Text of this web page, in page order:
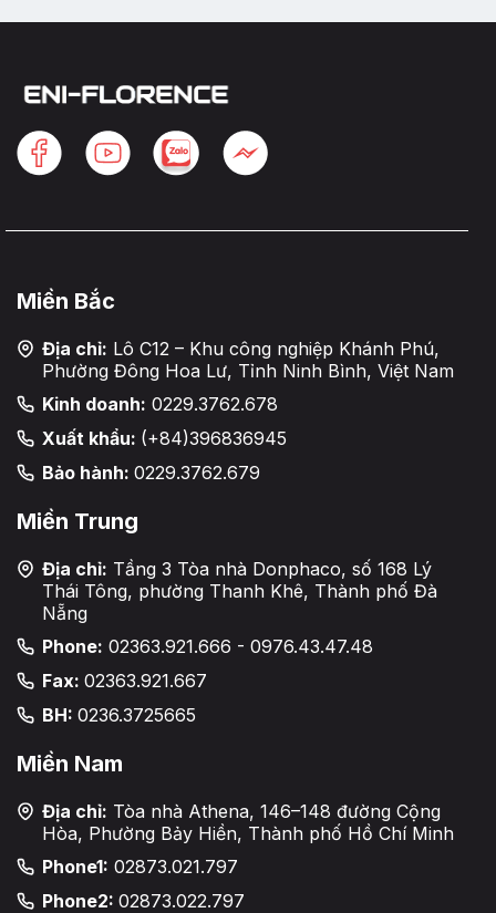
Miền Bắc
Địa chỉ: Lô C12 – Khu công nghiệp Khánh Phú,
Phường Đông Hoa Lư, Tỉnh Ninh Bình, Việt Nam
Kinh doanh: 0229.3762.678
Xuất khẩu: (+84)396836945
Bảo hành: 0229.3762.679
Miền Trung
Địa chỉ: Tầng 3 Tòa nhà Donphaco, số 168 Lý
Thái Tông, phường Thanh Khê, Thành phố Đà
Nẵng
Phone: 02363.921.666 - 0976.43.47.48
Fax: 02363.921.667
BH: 0236.3725665
Miền Nam
Địa chỉ: Tòa nhà Athena, 146–148 đường Cộng
Hòa, Phường Bảy Hiền, Thành phố Hồ Chí Minh
Phone1: 02873.021.797
Phone2: 02873.022.797